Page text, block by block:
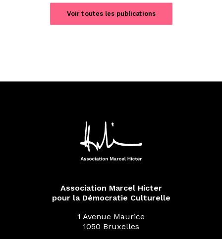
Voir toutes les publications
Association Marcel Hicter
pour la Démocratie Culturelle
1 Avenue Maurice
1050 Bruxelles